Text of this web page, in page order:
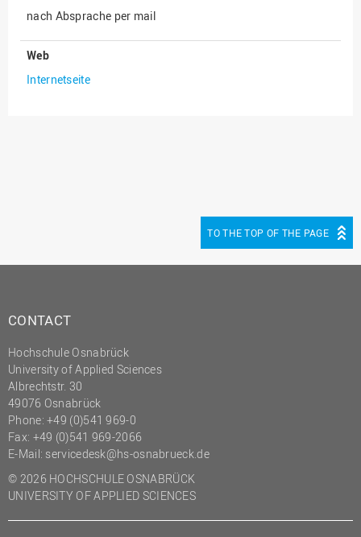
Personal
Personalentwicklung
Studium und Lehre
Transfer- und
Innovationsmanagement
nach Absprache per mail
Web
Internetseite
TO THE TOP OF THE PAGE
CONTACT
Hochschule Osnabrück
University of Applied Sciences
Albrechtstr. 30
49076 Osnabrück
Phone: +49 (0)541 969-0
Fax: +49 (0)541 969-2066
E-Mail: servicedesk@hs-osnabrueck.de
© 2026 HOCHSCHULE OSNABRÜCK
UNIVERSITY OF APPLIED SCIENCES